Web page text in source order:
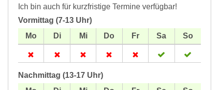
Ich bin auch für kurzfristige Termine verfügbar!
Vormittag (7-13 Uhr)
Nachmittag (13-17 Uhr)